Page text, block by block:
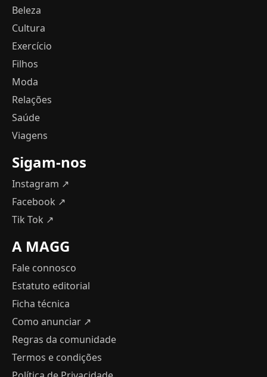
Beleza
Cultura
Exercício
Filhos
Moda
Relações
Saúde
Viagens
Sigam-nos
Instagram ↗
Facebook ↗
Tik Tok ↗
A MAGG
Fale connosco
Estatuto editorial
Ficha técnica
Como anunciar ↗
Regras da comunidade
Termos e condições